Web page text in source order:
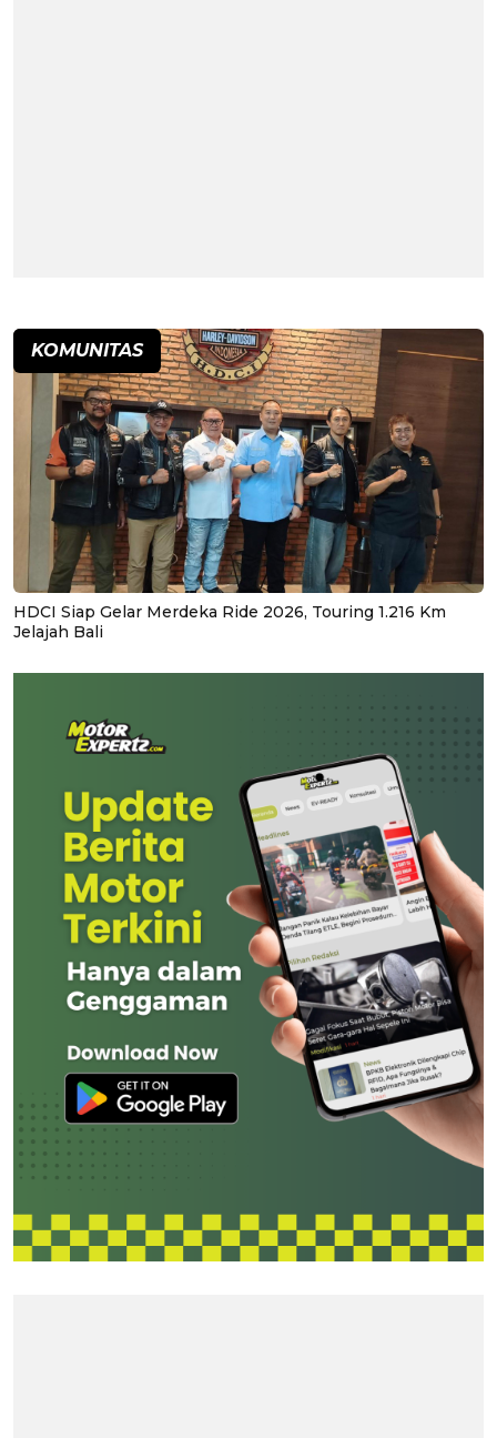
KOMUNITAS
HDCI Siap Gelar Merdeka Ride 2026, Touring 1.216 Km
Jelajah Bali